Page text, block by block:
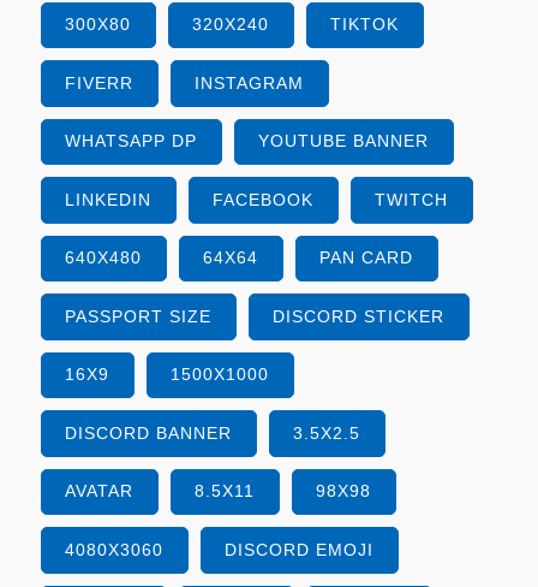
300X80 320X240 TIKTOK
FIVERR INSTAGRAM
WHATSAPP DP YOUTUBE BANNER
LINKEDIN FACEBOOK TWITCH
640X480 64X64 PAN CARD
PASSPORT SIZE DISCORD STICKER
16X9 1500X1000
DISCORD BANNER 3.5X2.5
AVATAR 8.5X11 98X98
4080X3060 DISCORD EMOJI